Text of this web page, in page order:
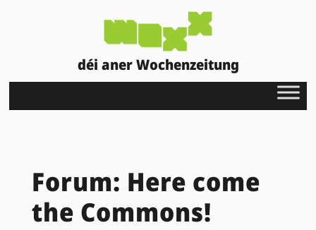
déi aner Wochenzeitung
Forum: Here come
the Commons!